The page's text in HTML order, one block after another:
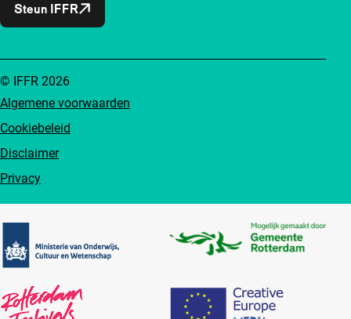
Steun IFFR
Algemene voorwaarden
Cookiebeleid
Disclaimer
Privacy
© IFFR 2026